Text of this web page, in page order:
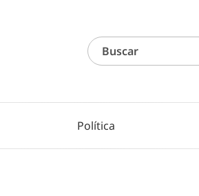
Política